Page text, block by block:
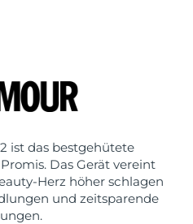
2 ist das bestgehütete
Das Gerät vereint
Herz höher schlagen
und zeitsparende